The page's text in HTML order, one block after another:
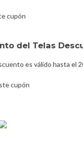
cupón
del Telas
es válido hasta el
cupón